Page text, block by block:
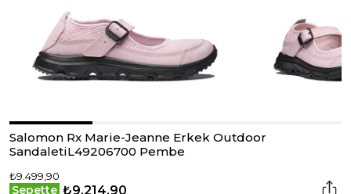
Salomon Rx Marie-Jeanne Erkek Outdoor
SandaletiL49206700 Pembe
₺9.499,90
Sepette ₺9.214,90